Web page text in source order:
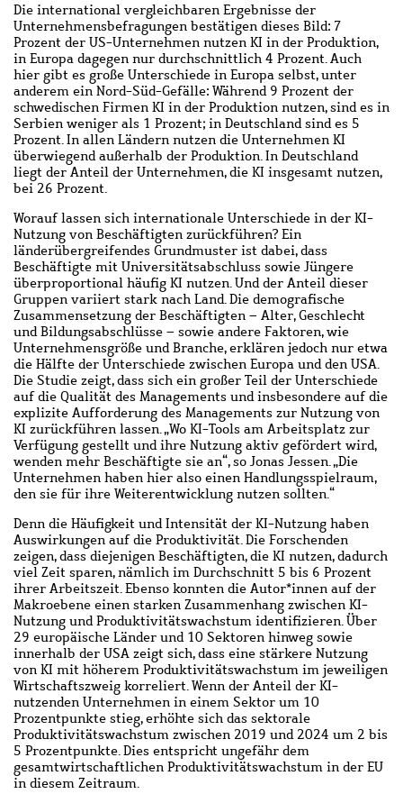
Die international vergleichbaren Ergebnisse der
Unternehmensbefragungen bestätigen dieses Bild: 7
Prozent der US-Unternehmen nutzen KI in der Produktion,
in Europa dagegen nur durchschnittlich 4 Prozent. Auch
hier gibt es große Unterschiede in Europa selbst, unter
anderem ein Nord-Süd-Gefälle: Während 9 Prozent der
schwedischen Firmen KI in der Produktion nutzen, sind es in
Serbien weniger als 1 Prozent; in Deutschland sind es 5
Prozent. In allen Ländern nutzen die Unternehmen KI
überwiegend außerhalb der Produktion. In Deutschland
liegt der Anteil der Unternehmen, die KI insgesamt nutzen,
bei 26 Prozent.
Worauf lassen sich internationale Unterschiede in der KI-
Nutzung von Beschäftigten zurückführen? Ein
länderübergreifendes Grundmuster ist dabei, dass
Beschäftigte mit Universitätsabschluss sowie Jüngere
überproportional häufig KI nutzen. Und der Anteil dieser
Gruppen variiert stark nach Land. Die demografische
Zusammensetzung der Beschäftigten – Alter, Geschlecht
und Bildungsabschlüsse – sowie andere Faktoren, wie
Unternehmensgröße und Branche, erklären jedoch nur etwa
die Hälfte der Unterschiede zwischen Europa und den USA.
Die Studie zeigt, dass sich ein großer Teil der Unterschiede
auf die Qualität des Managements und insbesondere auf die
explizite Aufforderung des Managements zur Nutzung von
KI zurückführen lassen. „Wo KI-Tools am Arbeitsplatz zur
Verfügung gestellt und ihre Nutzung aktiv gefördert wird,
wenden mehr Beschäftigte sie an“, so Jonas Jessen. „Die
Unternehmen haben hier also einen Handlungsspielraum,
den sie für ihre Weiterentwicklung nutzen sollten.“
Denn die Häufigkeit und Intensität der KI-Nutzung haben
Auswirkungen auf die Produktivität. Die Forschenden
zeigen, dass diejenigen Beschäftigten, die KI nutzen, dadurch
viel Zeit sparen, nämlich im Durchschnitt 5 bis 6 Prozent
ihrer Arbeitszeit. Ebenso konnten die Autor*innen auf der
Makroebene einen starken Zusammenhang zwischen KI-
Nutzung und Produktivitätswachstum identifizieren. Über
29 europäische Länder und 10 Sektoren hinweg sowie
innerhalb der USA zeigt sich, dass eine stärkere Nutzung
von KI mit höherem Produktivitätswachstum im jeweiligen
Wirtschaftszweig korreliert. Wenn der Anteil der KI-
nutzenden Unternehmen in einem Sektor um 10
Prozentpunkte stieg, erhöhte sich das sektorale
Produktivitätswachstum zwischen 2019 und 2024 um 2 bis
5 Prozentpunkte. Dies entspricht ungefähr dem
gesamtwirtschaftlichen Produktivitätswachstum in der EU
in diesem Zeitraum.